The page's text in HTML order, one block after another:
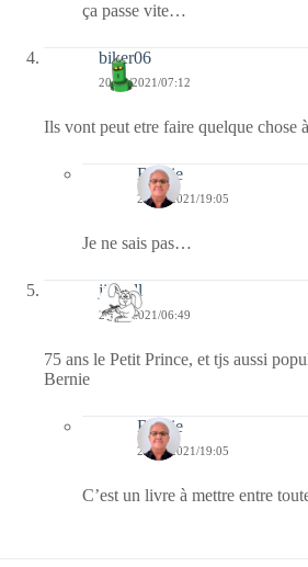
ça passe vite…
biker06
20/05/2021/07:12
Ils vont peut etre faire quelque chose
Bernie
20/05/2021/19:05
Je ne sais pas…
jill bill
20/05/2021/06:49
75 ans le Petit Prince, et tjs aussi
Bernie
Bernie
20/05/2021/19:05
C’est un livre à mettre entre